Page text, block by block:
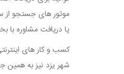
موتور های جستجو از
یا دریافت مشاوره
کسب و کار های
شهر یزد نیز به همین